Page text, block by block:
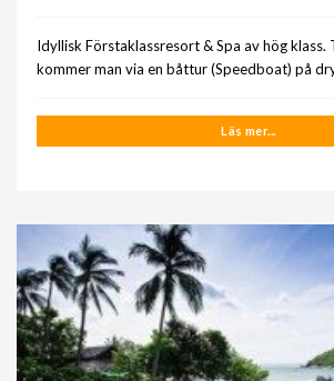
Idyllisk Förstaklassresort & Spa av hög klass.
kommer man via en båttur (Speedboat) på
Läs mer...